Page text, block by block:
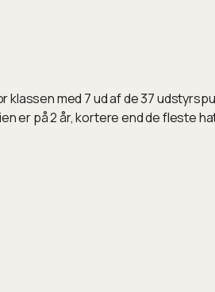
med 7 ud af de 37
er på 2 år, kortere end de fleste